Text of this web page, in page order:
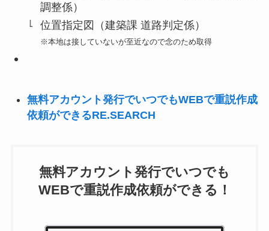
調整係）
位置指定図（建築課 道路判定係）
※本地は接していないが至近なので念のため取得
無料アカウント発行でいつでもWEBで重説作成
依頼ができるRE.SEARCH
無料アカウント発行でいつでも
WEBで重説作成依頼ができる！